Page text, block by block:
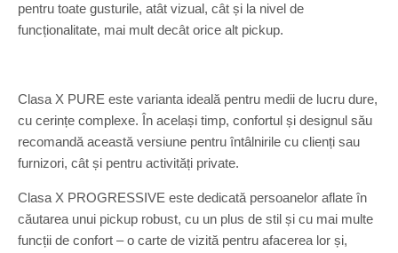
pentru toate gusturile, atât vizual, cât și la nivel de
funcționalitate, mai mult decât orice alt pickup.
Clasa X PURE este varianta ideală pentru medii de lucru dure,
cu cerințe complexe. În același timp, confortul și designul său
recomandă această versiune pentru întâlnirile cu clienți sau
furnizori, cât și pentru activități private.
Clasa X PROGRESSIVE este dedicată persoanelor aflate în
căutarea unui pickup robust, cu un plus de stil și cu mai multe
funcții de confort – o carte de vizită pentru afacerea lor și,